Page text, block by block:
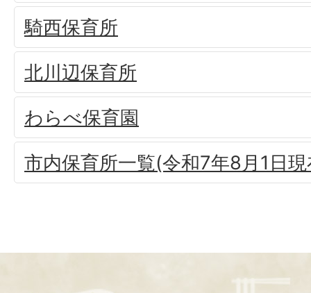
騎西保育所
北川辺保育所
わらべ保育園
市内保育所一覧(令和7年8月1日